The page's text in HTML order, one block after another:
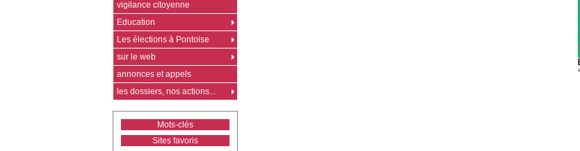
vigilance citoyenne
Education
Les élections à Pontoise
sur le web
annonces et appels
les dossiers, nos actions...
Mots-clés
Sites favoris